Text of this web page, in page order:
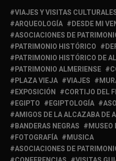
VIAJES Y VISITAS
ARQUEOLOGÍA
DESDE MI
ASOCIACIONES DE
PATRIMONIO HISTÓRICO
PATRIMONIO HISTÓRICO DE
PATRIMONIO ALMERIENSE
PLAZA VIEJA
VIAJES
EXPOSICIÓN
CORTIJO DEL
EGIPTO
EGIPTOLOGÍA
AMIGOS DE LA ALCAZABA DE
BANDERAS NEGRAS
MUSEO
FOTOGRAFÍA
MUSICA
ASOCIACIONES DE